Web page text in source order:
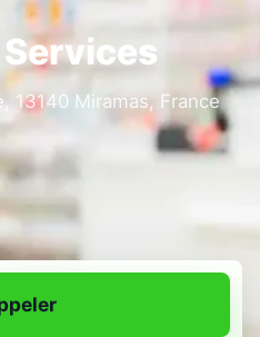
13140 Miramas, France